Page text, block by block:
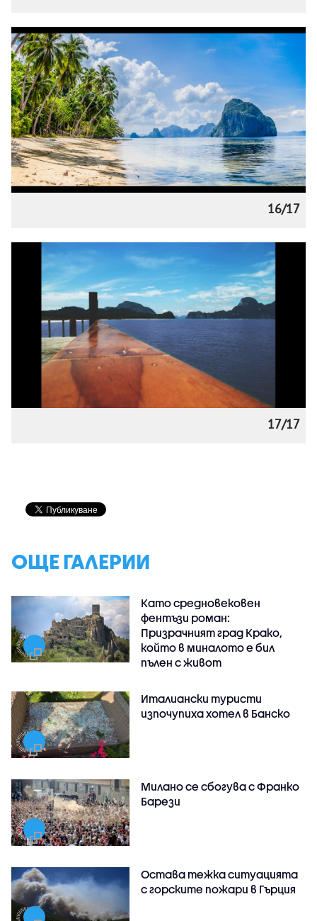
16/17
17/17
ОЩЕ ГАЛЕРИИ
Като средновековен
фентъзи роман:
Призрачният град Крако,
който в миналото е бил
пълен с живот
Италиански туристи
изпочупиха хотел в Банско
Милано се сбогува с Франко
Барези
Остава тежка ситуацията
с горските пожари в Гърция